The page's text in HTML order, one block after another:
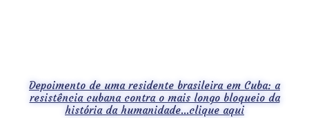
Depoimento de uma residente brasileira em Cuba: a
resistência cubana contra o mais longo bloqueio da
história da humanidade...clique aqui